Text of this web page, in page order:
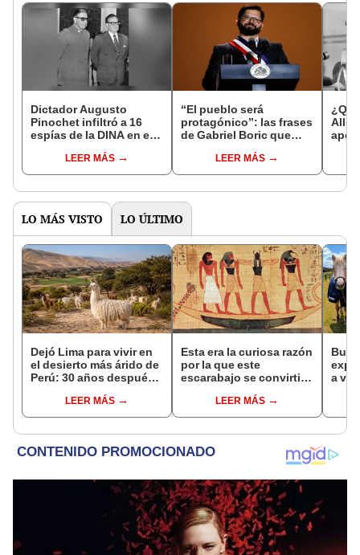
Dictador Augusto
Pinochet infiltró a 16
espías de la DINA en el
LEER MÁS
“El pueblo será
protagónico”: las frases
de Gabriel Boric que
LEER MÁS
LO MÁS VISTO LO ÚLTIMO
Dejó Lima para vivir en
el desierto más árido de
Perú: 30 años después,
creó un sorprendente
ecosistema
LEER MÁS
Esta era la curiosa razón
por la que este
escarabajo se convirtió
antiguo Egipto: la
respuesta te
LEER MÁS
a
y